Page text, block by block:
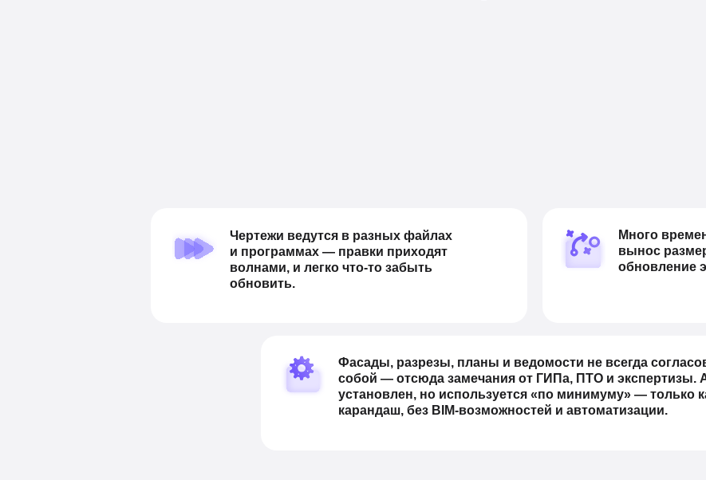
Много
вынос
обновление
Фасады, разрезы, планы и ведомости не всегда
собой — отсюда замечания от ГИПа, ПТО и экспертизы.
установлен, но используется «по минимуму» — только
карандаш, без BIM-возможностей и автоматизации.
Чертежи ведутся в разных файлах
и программах — правки приходят
волнами, и легко что-то забыть
обновить.